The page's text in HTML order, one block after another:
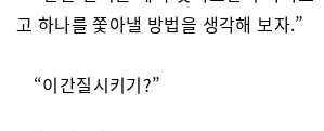
고 하나를 쫓아낼 방법을 생각해 보자.”
“이간질시키기?”